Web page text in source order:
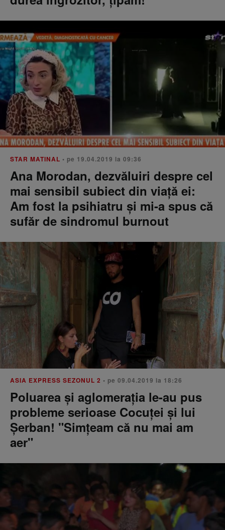
STAR MATINAL • pe 19.04.2019 la 09:36
Ana Morodan, dezvăluiri despre cel
mai sensibil subiect din viață ei:
Am fost la psihiatru și mi-a spus că
sufăr de sindromul burnout
ASIA EXPRESS SEZONUL 2 • pe 09.04.2019 la 18:26
Poluarea şi aglomeraţia le-au pus
probleme serioase Cocuţei şi lui
Şerban! "Simţeam că nu mai am
aer"